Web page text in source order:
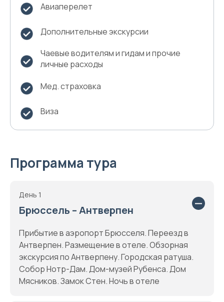
Авиаперелет
Дополнительные экскурсии
Чаевые водителям и гидам и прочие
личные расходы
Мед. страховка
Виза
Программа тура
День 1
Брюссель – Антверпен
Прибытие в аэропорт Брюсселя. Переезд в
Антверпен. Размещение в отеле. Обзорная
экскурсия по Антверпену. Городская ратуша.
Собор Нотр-Дам. Дом-музей Рубенса. Дом
Мясников. Замок Стен. Ночь в отеле